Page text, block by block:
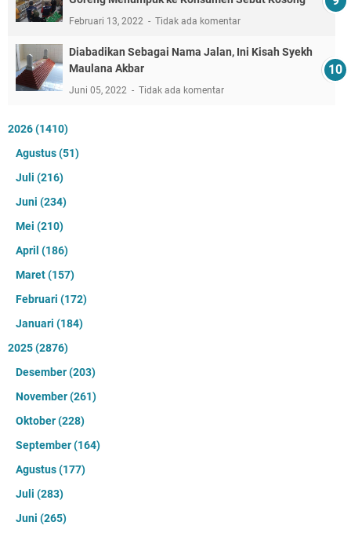
Februari 13, 2022 Tidak ada komentar
Diabadikan Sebagai Nama Jalan, Ini Kisah Syekh
Maulana Akbar
Juni 05, 2022 Tidak ada komentar
2026(1410)
Agustus(51)
Juli (216)
Juni (234)
Mei (210)
April (186)
Maret(157)
Februari (172)
Januari (184)
2025(2876)
Desember(203)
November(261)
Oktober(228)
September(164)
Agustus(177)
Juli (283)
Juni (265)